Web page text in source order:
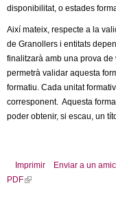
disponibilitat, o estades
Així mateix, respecte a la
de Granollers i entitats
finalitzarà amb una prova
permetrà validar aquesta
formatiu. Cada unitat
corresponent. Aquesta
poder obtenir, si escau, un
Imprimir Enviar a un amic
PDF(